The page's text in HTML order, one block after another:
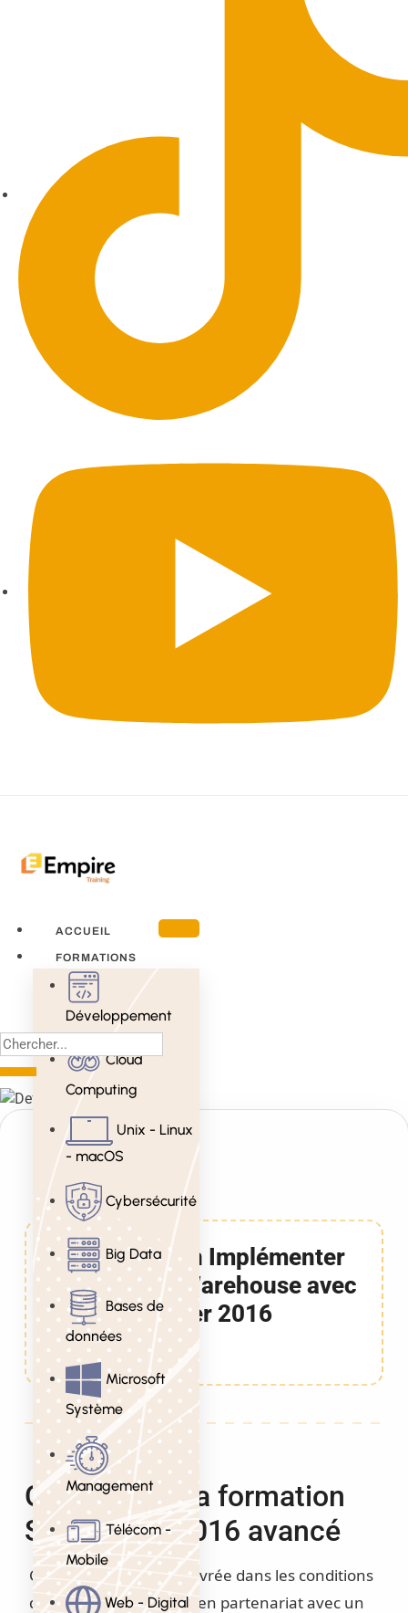
ACCUEIL
FORMATIONS
Développement
Cloud
Computing
Unix - Linux
- macOS
Cybersécurité
Big Data
Bases de
données
Microsoft
Système
Management
Télécom -
Mobile
Web - Digital
Formation Implémenter
un Data Warehouse avec
SQL Server 2016
5 Jours
Objectifs de la formation
SQL Server 2016 avancé
Cette formation est délivrée dans les conditions
définies par Microsoft : en partenariat avec un